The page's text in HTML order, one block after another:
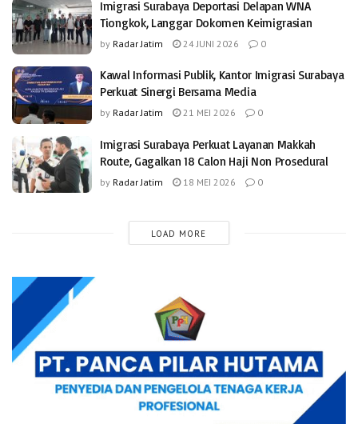
Imigrasi Surabaya Deportasi Delapan WNA
Tiongkok, Langgar Dokomen Keimigrasian
by Radar Jatim 24 JUNI 2026 0
Kawal Informasi Publik, Kantor Imigrasi Surabaya
Perkuat Sinergi Bersama Media
by Radar Jatim 21 MEI 2026 0
Imigrasi Surabaya Perkuat Layanan Makkah
Route, Gagalkan 18 Calon Haji Non Prosedural
by Radar Jatim 18 MEI 2026 0
LOAD MORE